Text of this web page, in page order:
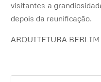
visitantes a
depois da reunificação.
ARQUITETURA BERLIM